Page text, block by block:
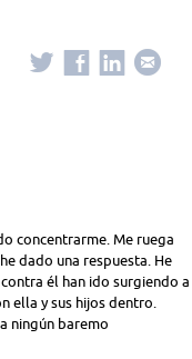
concentrarme. Me ruega
dado una respuesta. He
él han ido surgiendo a
ella y sus hijos dentro.
ningún baremo